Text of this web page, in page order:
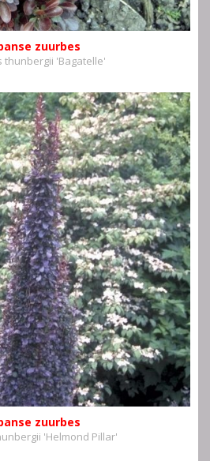
zuurbes
thunbergii 'Bagatelle'
zuurbes
'Helmond Pillar'